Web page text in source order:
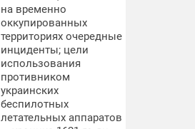
на временно
оккупированных
территориях очередные
инциденты; цели
использования
противником
украинских
беспилотных
летательных аппаратов